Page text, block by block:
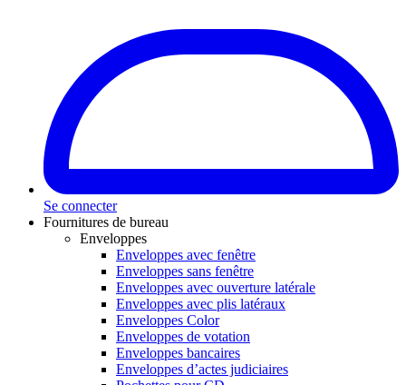
Se connecter
Fournitures de bureau
Enveloppes
Enveloppes avec fenêtre
Enveloppes sans fenêtre
Enveloppes avec ouverture latérale
Enveloppes avec plis latéraux
Enveloppes Color
Enveloppes de votation
Enveloppes bancaires
Enveloppes d’actes judiciaires